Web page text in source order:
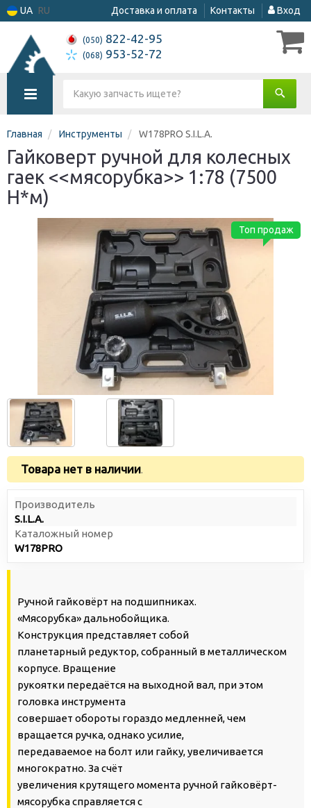
UA RU Доставка и оплата Контакты Вход
(050) 822-42-95
(068) 953-52-72
Главная Инструменты W178PRO S.I.L.A.
Гайковерт ручной для колесных
гаек <<мясорубка>> 1:78 (7500
Н*м)
Топ продаж
Товара нет в наличии.
Производитель
S.I.L.A.
Каталожный номер
W178PRO
Ручной гайковёрт на подшипниках.
«Мясорубка» дальнобойщика.
Конструкция представляет собой
планетарный редуктор, собранный в металлическом
корпусе. Вращение
рукоятки передаётся на выходной вал, при этом
головка инструмента
совершает обороты гораздо медленней, чем
вращается ручка, однако усилие,
передаваемое на болт или гайку, увеличивается
многократно. За счёт
увеличения крутящего момента ручной гайковёрт-
мясорубка справляется с